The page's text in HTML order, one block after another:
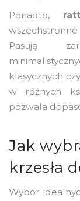
Ponadto,
Pasują
klasycznych
w różnych
pozwala
Jak
krzesła
Wybór